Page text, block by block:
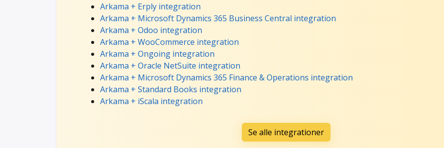
Arkama + Erply integration
Arkama + Microsoft Dynamics 365 Business Central integration
Arkama + Odoo integration
Arkama + WooCommerce integration
Arkama + Ongoing integration
Arkama + Oracle NetSuite integration
Arkama + Microsoft Dynamics 365 Finance & Operations integration
Arkama + Standard Books integration
Arkama + iScala integration
Se alle integrationer